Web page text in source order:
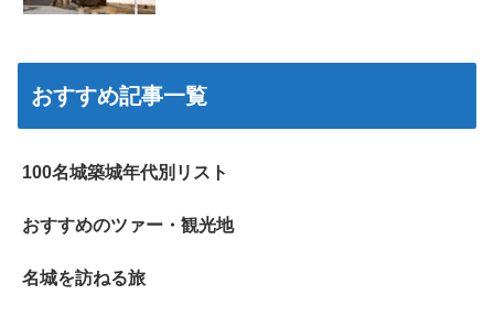
おすすめ記事一覧
100名城築城年代別リスト
おすすめのツァー・観光地
名城を訪ねる旅